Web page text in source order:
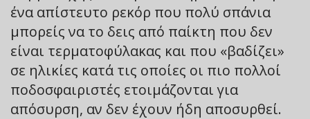
ένα απίστευτο ρεκόρ που πολύ σπάνια
μπορείς να το δεις από παίκτη που δεν
είναι τερματοφύλακας και που «βαδίζει»
σε ηλικίες κατά τις οποίες οι πιο πολλοί
ποδοσφαιριστές ετοιμάζονται για
απόσυρση, αν δεν έχουν ήδη αποσυρθεί.